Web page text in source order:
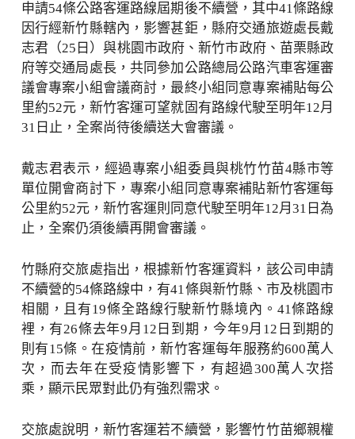
申請54條公路客運路線屆期後不續營，其中41條路線
因行經新竹縣轄內，影響甚鉅，縣府交通旅遊處長戴
志君（25日）與桃園市政府、新竹市政府、苗栗縣政
府等交通局處長，共同參加公路總局公路汽車客運審
議會專案小組會議商討，最終小組同意專案補貼每公
里約52元，新竹客運可望就固有路線代駛至明年12月
31日止，全案尚待後續送大會審議。
戴志君表示，經過專案小組委員與桃竹竹苗4縣市等
單位開會商討下，專案小組同意專案補貼新竹客運每
公里約52元，新竹客運則同意代駛至明年12月31日為
止，全案仍須後續再開會審議。
竹縣府交旅處指出，根據新竹客運資料，該公司申請
不續營的54條路線中，有41條與新竹縣、市及桃園市
相關，且有19條全路線行駛新竹縣境內。41條路線
裡，有26條去年9月12日到期，今年9月12日到期的
則有15條。在疫情前，新竹客運每年服務約600萬人
次，而去年在受疫情影響下，有超過300萬人次搭
乘，顯示民眾對此仍有強烈需求。
交旅處說明，新竹客運若不續營，影響竹竹苗鄉親權